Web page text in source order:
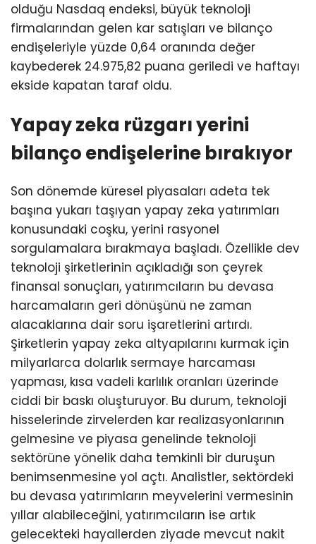
olduğu Nasdaq endeksi, büyük teknoloji
firmalarından gelen kar satışları ve bilanço
endişeleriyle yüzde 0,64 oranında değer
kaybederek 24.975,82 puana geriledi ve haftayı
ekside kapatan taraf oldu.
Yapay zeka rüzgarı yerini
bilanço endişelerine bırakıyor
Son dönemde küresel piyasaları adeta tek
başına yukarı taşıyan yapay zeka yatırımları
konusundaki coşku, yerini rasyonel
sorgulamalara bırakmaya başladı. Özellikle dev
teknoloji şirketlerinin açıkladığı son çeyrek
finansal sonuçları, yatırımcıların bu devasa
harcamaların geri dönüşünü ne zaman
alacaklarına dair soru işaretlerini artırdı.
Şirketlerin yapay zeka altyapılarını kurmak için
milyarlarca dolarlık sermaye harcaması
yapması, kısa vadeli karlılık oranları üzerinde
ciddi bir baskı oluşturuyor. Bu durum, teknoloji
hisselerinde zirvelerden kar realizasyonlarının
gelmesine ve piyasa genelinde teknoloji
sektörüne yönelik daha temkinli bir duruşun
benimsenmesine yol açtı. Analistler, sektördeki
bu devasa yatırımların meyvelerini vermesinin
yıllar alabileceğini, yatırımcıların ise artık
gelecekteki hayallerden ziyade mevcut nakit